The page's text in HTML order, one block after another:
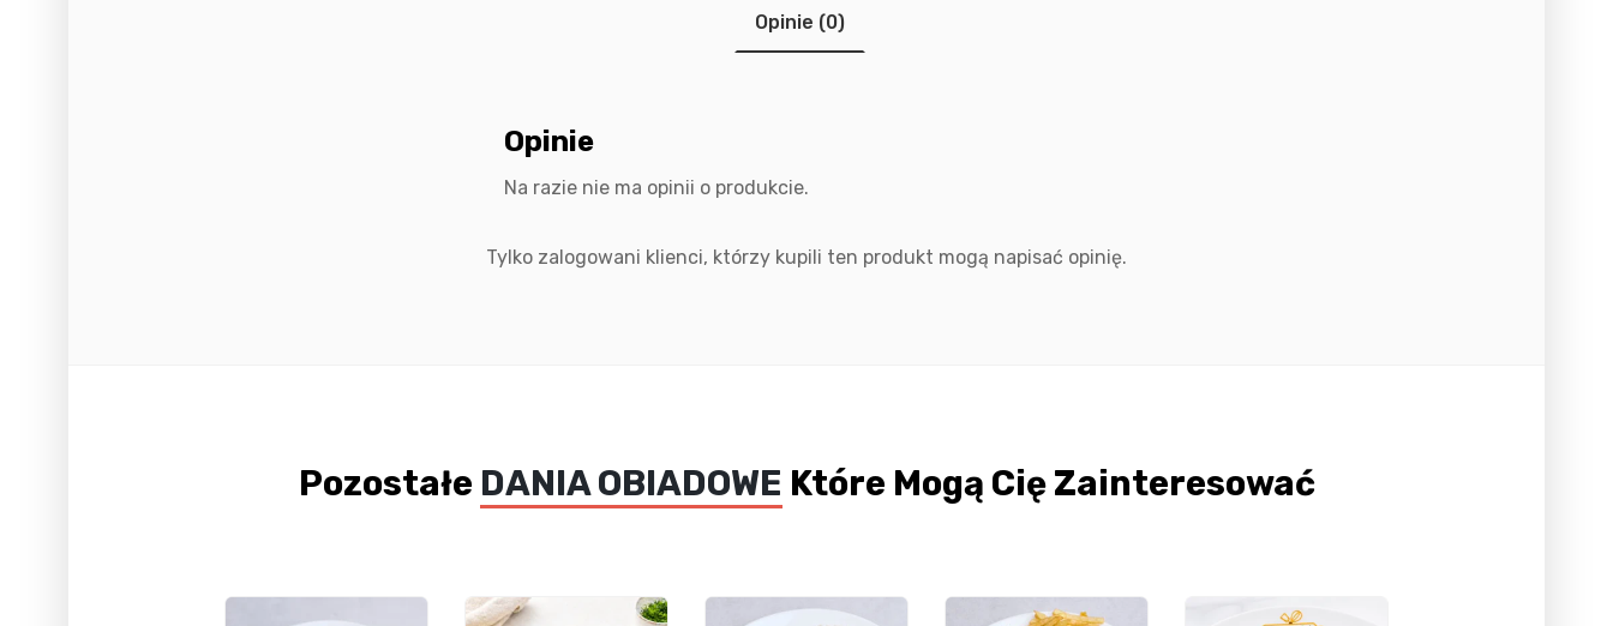
Opinie (0)
Opinie
Na razie nie ma opinii o produkcie.
Tylko zalogowani klienci, którzy kupili ten produkt mogą napisać opinię.
Pozostałe DANIA OBIADOWE Które Mogą Cię Zainteresować